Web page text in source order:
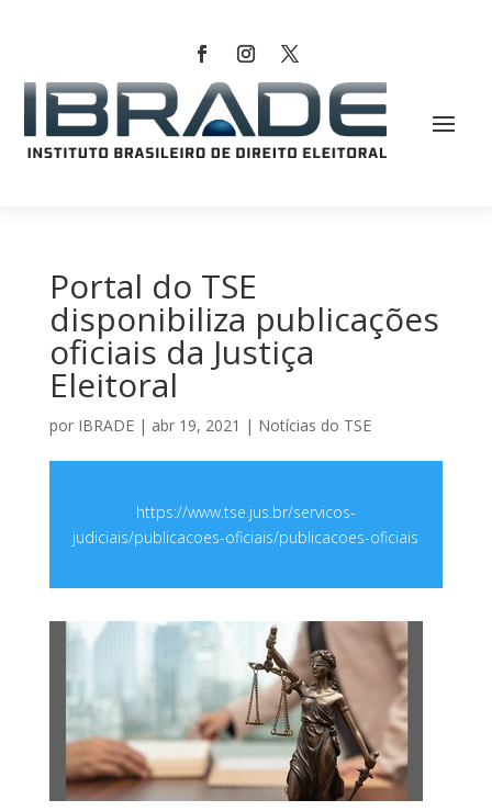
Portal do TSE
disponibiliza publicações
oficiais da Justiça
Eleitoral
por IBRADE| abr 19, 2021 | Notícias do TSE
https://www.tse.jus.br/servicos-
judiciais/publicacoes-oficiais/publicacoes-oficiais